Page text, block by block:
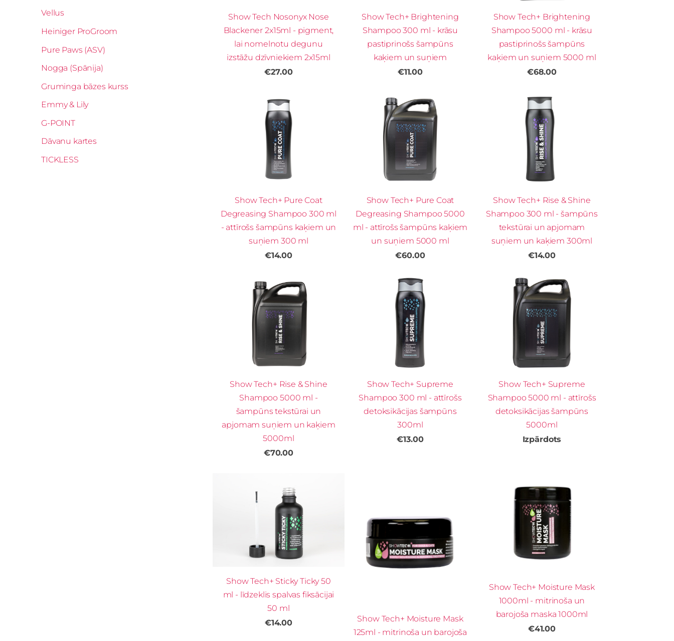
Vellus
Heiniger ProGroom
Pure Paws (ASV)
Nogga (Spānija)
Gruminga bāzes kurss
Emmy & Lily
G-POINT
Dāvanu kartes
TICKLESS
Show Tech Nosonyx Nose
Blackener 2x15ml - pigment,
lai nomelnotu degunu
izstāžu dzīvniekiem 2x15ml
€27.00
Show Tech+ Brightening
Shampoo 300 ml - krāsu
pastiprinošs šampūns
kaķiem un suņiem
€11.00
Show Tech+ Brightening
Shampoo 5000 ml - krāsu
pastiprinošs šampūns
kaķiem un suņiem 5000 ml
€68.00
Show Tech+ Pure Coat
Degreasing Shampoo 300 ml
- attīrošs šampūns kaķiem un
suņiem 300 ml
€14.00
Show Tech+ Pure Coat
Degreasing Shampoo 5000
ml - attīrošs šampūns kaķiem
un suņiem 5000 ml
€60.00
Show Tech+ Rise & Shine
Shampoo 300 ml - šampūns
tekstūrai un apjomam
suņiem un kaķiem 300ml
€14.00
Show Tech+ Rise & Shine
Shampoo 5000 ml -
šampūns tekstūrai un
apjomam suņiem un kaķiem
5000ml
€70.00
Show Tech+ Supreme
Shampoo 300 ml - attīrošs
detoksikācijas šampūns
300ml
€13.00
Show Tech+ Supreme
Shampoo 5000 ml - attīrošs
detoksikācijas šampūns
5000ml
Izpārdots
Show Tech+ Sticky Ticky 50
ml - līdzeklis spalvas fiksācijai
50 ml
€14.00
Show Tech+ Moisture Mask
125ml - mitrinoša un barojoša
Show Tech+ Moisture Mask
1000ml - mitrinoša un
barojoša maska 1000ml
€41.00